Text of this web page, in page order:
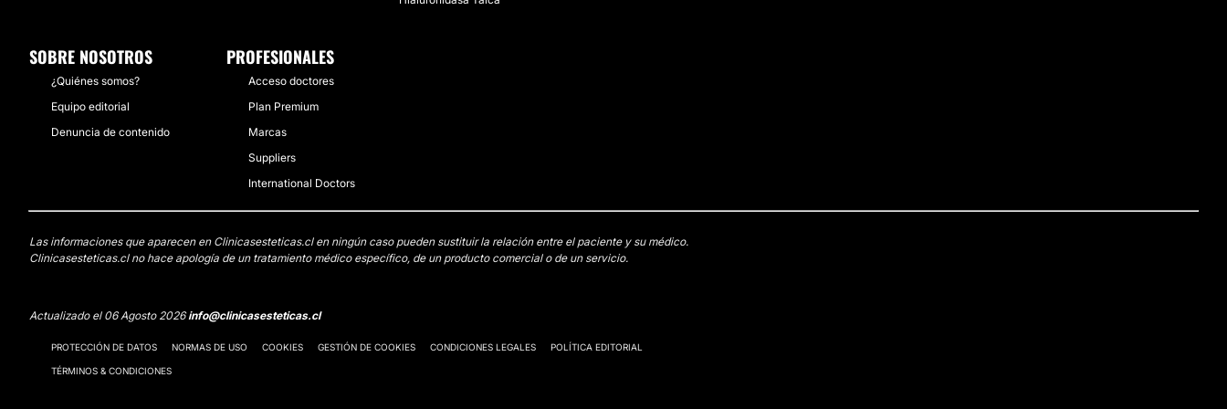
Sí
Métodos de pago aceptados:
SOBRE NOSOTROS
¿Quiénes somos?
Equipo editorial
Denuncia de contenido
PROFESIONALES
Acceso doctores
Plan Premium
Marcas
Suppliers
International Doctors
Las informaciones que aparecen en Clinicasesteticas.cl en ningún caso pueden sustituir la relación entre el paciente y su médico.
Clinicasesteticas.cl no hace apología de un tratamiento médico específico, de un producto comercial o de un servicio.
Actualizado el 06 Agosto 2026info@clinicasesteticas.cl
PROTECCIÓN DE DATOS NORMAS DE USO COOKIES GESTIÓN DE COOKIES CONDICIONES LEGALES POLÍTICA EDITORIAL
TÉRMINOS & CONDICIONES